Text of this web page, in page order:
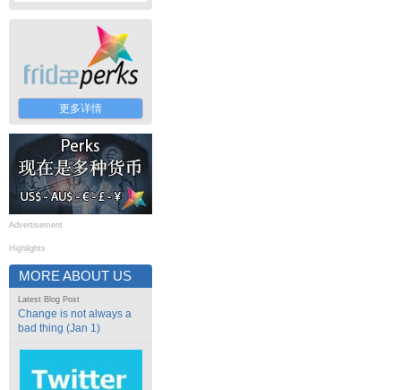
更多详情
Advertisement
Highlights
MORE ABOUT US
Latest Blog Post
Change is not always a
bad thing (Jan 1)